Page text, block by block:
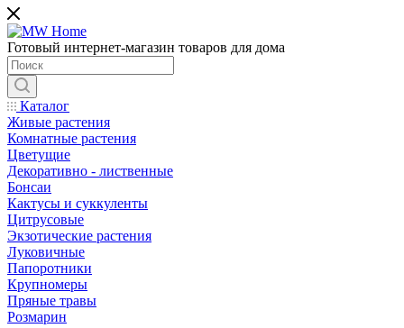
Готовый интернет-магазин товаров для дома
Каталог
Живые растения
Комнатные растения
Цветущие
Декоративно - лиственные
Бонсаи
Кактусы и суккуленты
Цитрусовые
Экзотические растения
Луковичные
Папоротники
Крупномеры
Пряные травы
Розмарин